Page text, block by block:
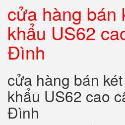
cửa hàng bán
khẩu US62
Đình
cửa hàng bán
khẩu US62 cao
Đình